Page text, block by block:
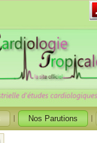
Nos Parutions